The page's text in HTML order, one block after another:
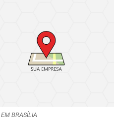
EM BRASÍLIA